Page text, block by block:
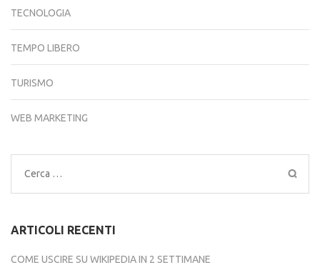
TECNOLOGIA
TEMPO LIBERO
TURISMO
WEB MARKETING
Ricerca
per:
ARTICOLI RECENTI
COME USCIRE SU WIKIPEDIA IN 2 SETTIMANE